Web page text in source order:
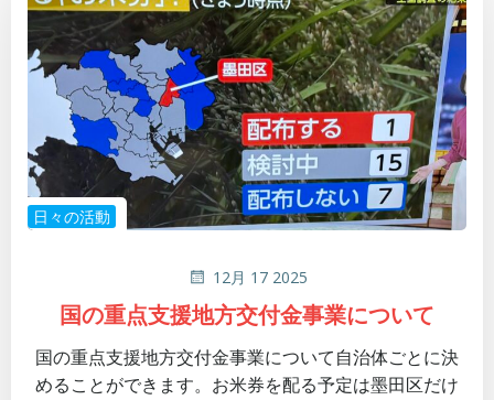
日々の活動
12月 17 2025
国の重点支援地方交付金事業について
国の重点支援地方交付金事業について自治体ごとに決
めることができます。お米券を配る予定は墨田区だけ